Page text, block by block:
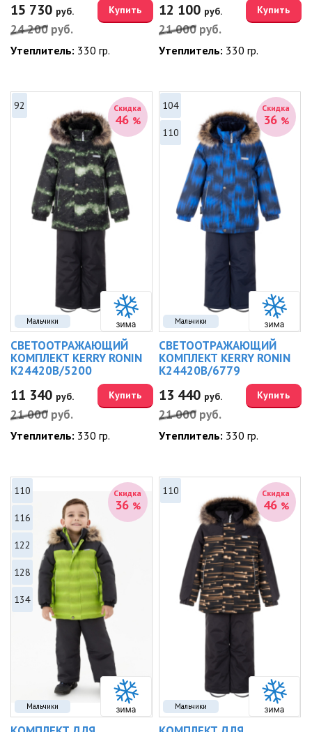
15 730 руб.
24 200 руб.
Купить
Утеплитель: 330 гр.
12 100 руб.
21 000 руб.
Купить
Утеплитель: 330 гр.
Мальчики
Скидка
46 %
92
СВЕТООТРАЖАЮЩИЙ
КОМПЛЕКТ KERRY RONIN
K24420B/5200
11 340 руб.
21 000 руб.
Купить
Утеплитель: 330 гр.
Мальчики
Скидка
36 %
104
110
СВЕТООТРАЖАЮЩИЙ
КОМПЛЕКТ KERRY RONIN
K24420B/6779
13 440 руб.
21 000 руб.
Купить
Утеплитель: 330 гр.
Мальчики
Скидка
36 %
110
116
122
128
134
Мальчики
Скидка
46 %
110